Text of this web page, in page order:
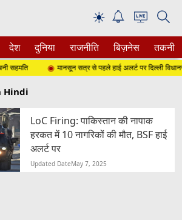
☀
देश दुनिया राजनीति बिज़नेस तकनीक
मानसून सत्र से पहले हाई अलर्ट पर दिल्ली
Hindi
LoC Firing: पाकिस्तान की नापाक
हरकत में 10 नागरिकों की मौत, BSF हाई
अलर्ट पर
Updated DateMay 7, 2025